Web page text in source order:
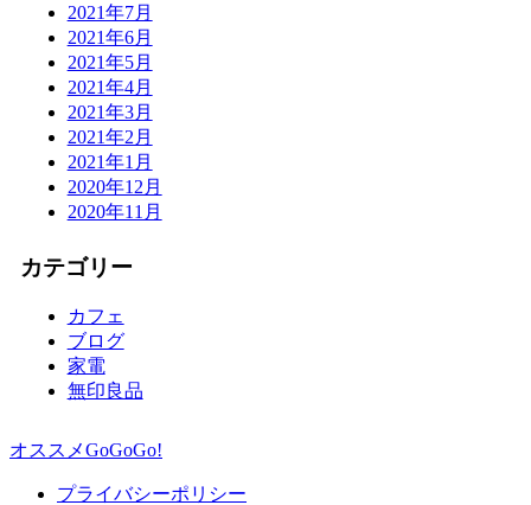
2021年7月
2021年6月
2021年5月
2021年4月
2021年3月
2021年2月
2021年1月
2020年12月
2020年11月
カテゴリー
カフェ
ブログ
家電
無印良品
オススメGoGoGo!
プライバシーポリシー